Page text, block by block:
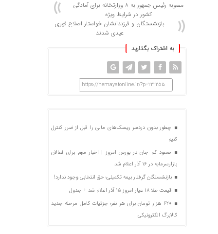
مصوبه رئیس جمهور به ۸ وزارتخانه برای آمادگی
کشور در شرایط ویژه
بازنشستگان و فرزندانشان خواستار اصلاح فوری
عیدی شدند
به اشتراک بگذارید
https://hemayatonline.ir/?p=222255
چطور بدون دردسر ریسک‌های مالی را قبل از ضرر کنترل
کنیم
صعود کم جان در بورس امروز | اخبار مهم برای فعالان
بازارسرمایه در ۱۶ آذر اعلام شد
بازنشستگان گرفتار بیمه تکمیلی؛ حق انتخابی وجود ندارد!
قیمت طلا ۱۸ عیار امروز ۱۵ آذر اعلام شد + جدول
۶۲۰ هزار تومان برای هر نفر؛ جزئیات کامل مرحله جدید
کالابرگ الکترونیکی